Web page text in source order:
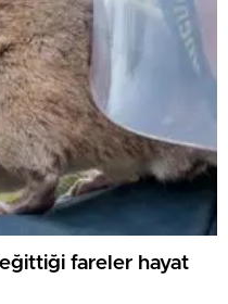
eğittiği fareler hayat